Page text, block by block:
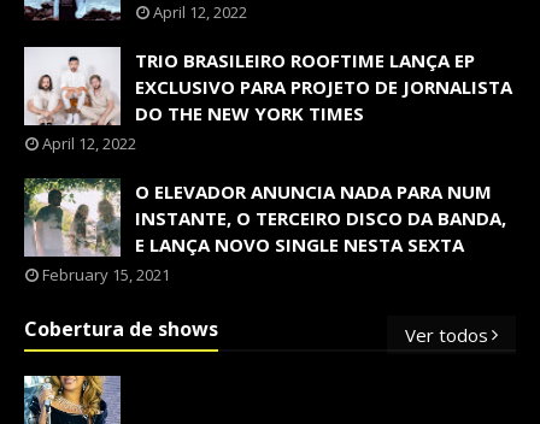
April 12, 2022
TRIO BRASILEIRO ROOFTIME LANÇA EP
EXCLUSIVO PARA PROJETO DE JORNALISTA
DO THE NEW YORK TIMES
April 12, 2022
O ELEVADOR ANUNCIA NADA PARA NUM
INSTANTE, O TERCEIRO DISCO DA BANDA,
E LANÇA NOVO SINGLE NESTA SEXTA
February 15, 2021
Cobertura de shows Ver todos